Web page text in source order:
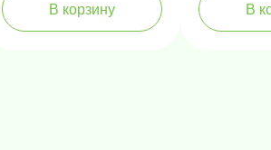
В корзину В